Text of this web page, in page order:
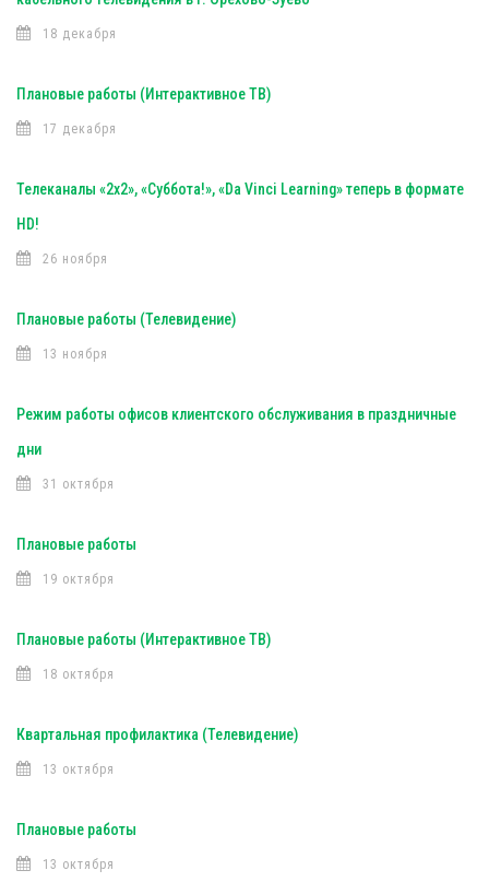
18 декабря
Плановые работы (Интерактивное ТВ)
17 декабря
Телеканалы «2х2», «Суббота!», «Da Vinci Learning» теперь в формате
HD!
26 ноября
Плановые работы (Телевидение)
13 ноября
Режим работы офисов клиентского обслуживания в праздничные
дни
31 октября
Плановые работы
19 октября
Плановые работы (Интерактивное ТВ)
18 октября
Квартальная профилактика (Телевидение)
13 октября
Плановые работы
13 октября